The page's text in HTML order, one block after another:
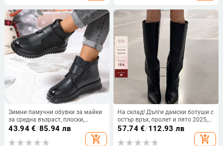
Зимни памучни обувки за майки
за средна възраст, плоски,
неплъзгащи се дамски обувки за
възрастни хора, топли къси
ботуши с полар, кожени обувки
43.94€/85.94 лв
add_shopping_cart
На склад! Дълги дамски ботуши с
остър връх, пролет и лято 2025,
нов стил, големи тръбни, с прави
крачоли, ботуши с танкетка
57.74€/112.93 лв
add_shopping_cart